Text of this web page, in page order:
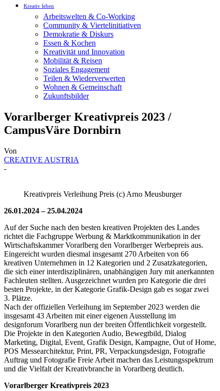
Kreativ leben
Arbeitswelten & Co-Working
Community & Viertelinitiativen
Demokratie & Diskurs
Essen & Kochen
Kreativität und Innovation
Mobilität & Reisen
Soziales Engagement
Teilen & Wiederverwerten
Wohnen & Gemeinschaft
Zukunftsbilder
Vorarlberger Kreativpreis 2023 /
CampusVäre Dornbirn
Von
CREATIVE AUSTRIA
-
Kreativpreis Verleihung Preis (c) Arno Meusburger
26.01.2024 – 25.04.2024
Auf der Suche nach den besten kreativen Projekten des Landes
richtet die Fachgruppe Werbung & Marktkommunikation in der
Wirtschaftskammer Vorarlberg den Vorarlberger Werbepreis aus.
Eingereicht wurden diesmal insgesamt 270 Arbeiten von 66
kreativen Unternehmen in 12 Kategorien und 2 Zusatzkategorien,
die sich einer interdisziplinären, unabhängigen Jury mit anerkannten
Fachleuten stellten. Ausgezeichnet wurden pro Kategorie die drei
besten Projekte, in der Kategorie Grafik-Design gab es sogar zwei
3. Plätze.
Nach der offiziellen Verleihung im September 2023 werden die
insgesamt 43 Arbeiten mit einer eigenen Ausstellung im
designforum Vorarlberg nun der breiten Öffentlichkeit vorgestellt.
Die Projekte in den Kategorien Audio, Bewegtbild, Dialog
Marketing, Digital, Event, Grafik Design, Kampagne, Out of Home,
POS Messearchitektur, Print, PR, Verpackungsdesign, Fotografie
Auftrag und Fotografie Freie Arbeit machen das Leistungsspektrum
und die Vielfalt der Kreativbranche in Vorarlberg deutlich.
Vorarlberger Kreativpreis 2023